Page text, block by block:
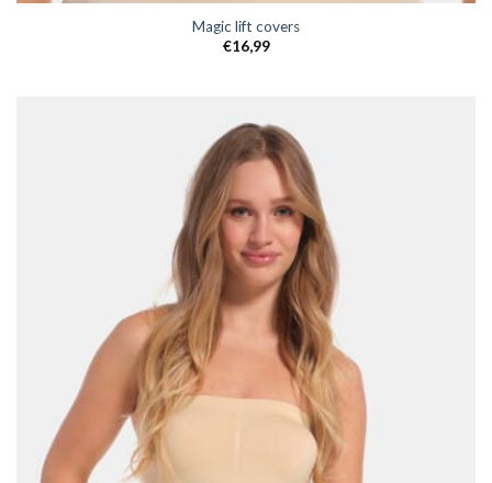
Magic lift covers
€16,99